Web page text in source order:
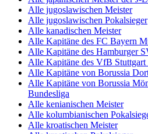
Alle jugoslawischen Meister
Alle jugoslawischen Pokalsieger
Alle kanadischen Meister
Alle Kapitäne des FC Bayern
Alle Kapitäne des Hamburger
Alle Kapitäne des VfB Stuttgart
Alle Kapitäne von Borussia
Alle Kapitäne von Borussia
Bundesliga
Alle kenianischen Meister
Alle kolumbianischen
Alle kroatischen Meister